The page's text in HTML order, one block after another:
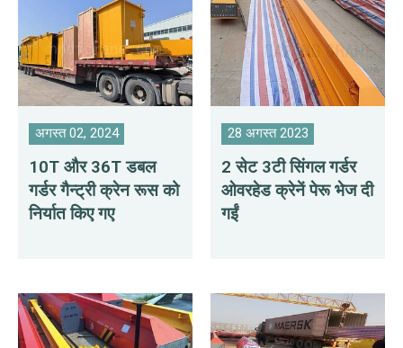
अगस्त 02, 2024
10T और 36T डबल
गर्डर गैन्ट्री क्रेन रूस को
निर्यात किए गए
28 अगस्त 2023
2 सेट 3टी सिंगल गर्डर
ओवरहेड क्रेनें पेरू भेज दी
गईं